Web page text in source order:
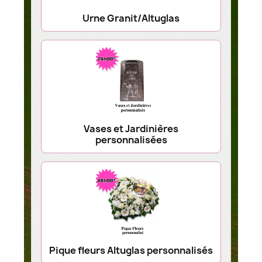
Urne Granit/Altuglas
Vases et Jardinières
personnalisées
Pique fleurs Altuglas personnalisés